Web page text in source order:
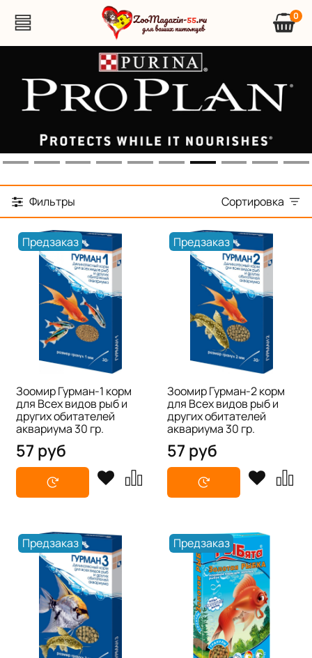
0
Фильтры Сортировка
Предзаказ
Зоомир Гурман-1 корм
для Всех видов рыб и
других обитателей
аквариума 30 гр.
57 руб
Предзаказ
Зоомир Гурман-2 корм
для Всех видов рыб и
других обитателей
аквариума 30 гр.
57 руб
Предзаказ Предзаказ